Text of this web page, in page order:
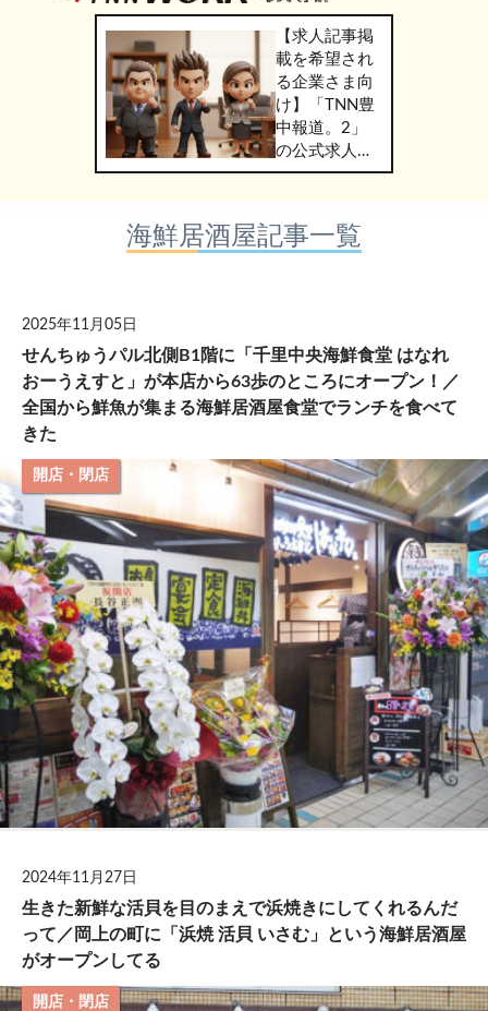
【求人記事掲
載を希望され
る企業さま向
け】「TNN豊
中報道。2」
の公式求人情
報サービス
WORK」のご
掲載につきま
海鮮居酒屋記事一覧
2025年11月05日
せんちゅうパル北側B1階に「千里中央海鮮食堂 はなれ
おーうえすと」が本店から63歩のところにオープン！／
全国から鮮魚が集まる海鮮居酒屋食堂でランチを食べて
きた
開店・閉店
2024年11月27日
生きた新鮮な活貝を目のまえで浜焼きにしてくれるんだ
って／岡上の町に「浜焼 活貝 いさむ」という海鮮居酒屋
がオープンしてる
開店・閉店